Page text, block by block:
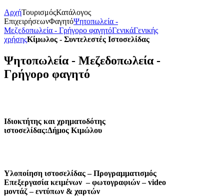
ΑρχήΤουρισμόςΚατάλογος
ΕπιχειρήσεωνΦαγητόΨητοπωλεία -
Μεζεδοπωλεία - Γρήγορο φαγητόΓενικάΓενικής
χρήσηςΚίμωλος - Συντελεστές Ιστοσελίδας
Ψητοπωλεία - Μεζεδοπωλεία -
Γρήγορο φαγητό
Ιδιοκτήτης και χρηματοδότης
ιστοσελίδας:Δήμος Κιμώλου
Υλοποίηση ιστοσελίδας – Προγραμματισμός
Επεξεργασία κειμένων – φωτογραφιών – video
μοντάζ – εντύπων & χαρτών